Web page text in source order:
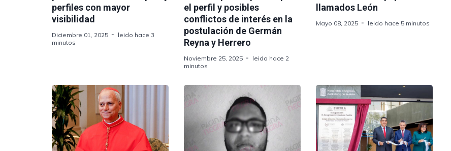
perfiles con mayor
visibilidad
Diciembre 01, 2025
leido hace 3
minutos
el perfil y posibles
conflictos de interés en la
postulación de Germán
Reyna y Herrero
Noviembre 25, 2025
leido hace 2
minutos
llamados León
Mayo 08, 2025 leido hace 5 minutos